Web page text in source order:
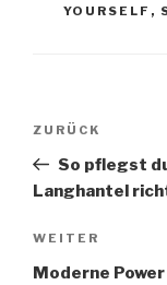
YOURSELF ,
Vorheriger
Beitrag
ZURÜCK
So pflegst
Langhantel
Nächster
Beitrag
WEITER
Moderne